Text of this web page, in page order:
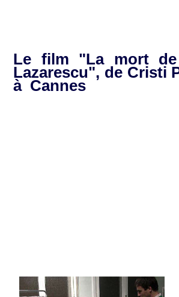
Le film "La mort de
Lazarescu", de Cristi
à Cannes